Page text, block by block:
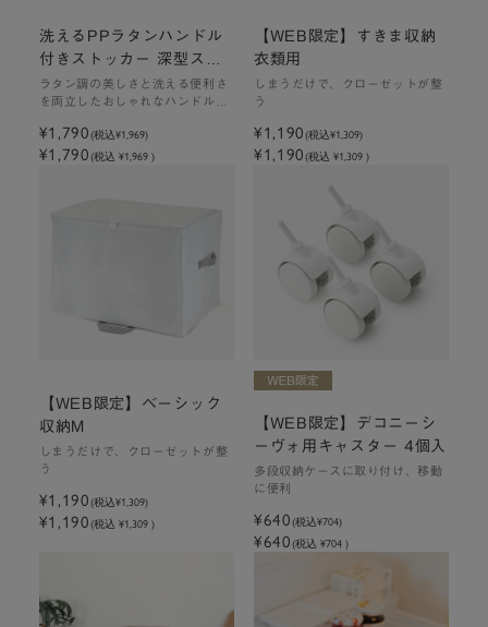
洗えるPPラタンハンドル
付きストッカー 深型スリ
ム｜W15×D40×H24cm
ラタン調の美しさと洗える便利さ
を両立したおしゃれなハンドル付
¥1,790(税込¥1,969)
¥1,790(税込 ¥1,969 )
【WEB限定】すきま収納
衣類用
しまうだけで、クローゼットが整
う
¥1,190(税込¥1,309)
¥1,190(税込 ¥1,309 )
【WEB限定】ベーシック
収納M
しまうだけで、クローゼットが整
う
¥1,190(税込¥1,309)
¥1,190(税込 ¥1,309 )
【WEB限定】デコニーシ
ーヴォ用キャスター 4個入
多段収納ケースに取り付け、移動
に便利
¥640(税込¥704)
¥640(税込 ¥704 )